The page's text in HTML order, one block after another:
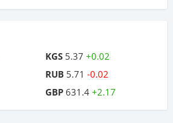
KGS 5.37 +0.02
RUB 5.71 -0.02
GBP 631.4 +2.17